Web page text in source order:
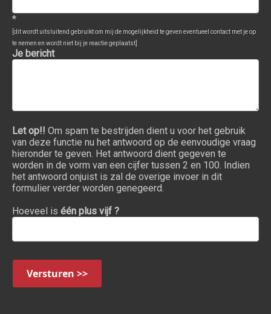
*
[dit wordt uitsluitend gebruikt om mij de mogelijkheid te geven eventueel contact met je op
te nemen en wordt niet bij je reactie geplaatst]
Je bericht
Let op!! Om spam te bestrijden dient u voor het gebruik
van deze functie nu het antwoord op de eenvoudige vraag
hieronder te geven. Het antwoord dient gegeven te
worden in de vorm van een cijfer tussen 2 en 100. Indien
het antwoord onjuist is zal de overige invoer in dit
formulier verder worden genegeerd.
Hoeveel is één plus vijf ?
Versturen >>